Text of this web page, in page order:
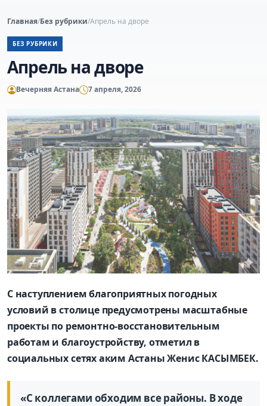
Главная/Без рубрики/Апрель на дворе
БЕЗ РУБРИКИ
Апрель на дворе
Вечерняя Астана 7 апреля, 2026
С наступлением благоприятных погодных
условий в столице предусмотрены масштабные
проекты по ремонтно-восстановительным
работам и благоустройству, отметил в
социальных сетях аким Астаны Женис КАСЫМБЕК.
«С коллегами обходим все районы. В ходе